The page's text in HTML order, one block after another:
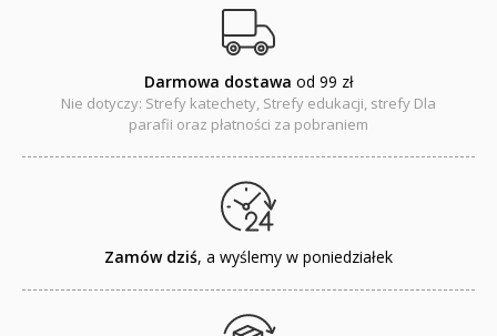
Adwent i Boże Narodzenie
Baśnie, bajki
Cecylka Knedelek
Encyklopedie, leksykony
Darmowa dostawa od 99 zł
Nie dotyczy: Strefy katechety, Strefy edukacji, strefy Dla
parafii oraz płatności za pobraniem
Zamów dziś, a wyślemy w poniedziałek